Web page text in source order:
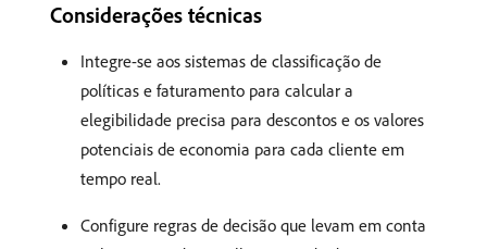
Considerações técnicas
Integre-se aos sistemas de classificação de
políticas e faturamento para calcular a
elegibilidade precisa para descontos e os valores
potenciais de economia para cada cliente em
tempo real.
Configure regras de decisão que levam em conta